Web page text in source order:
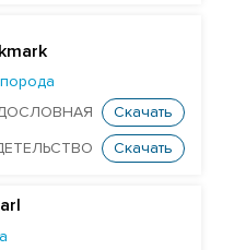
Скачать
Скачать